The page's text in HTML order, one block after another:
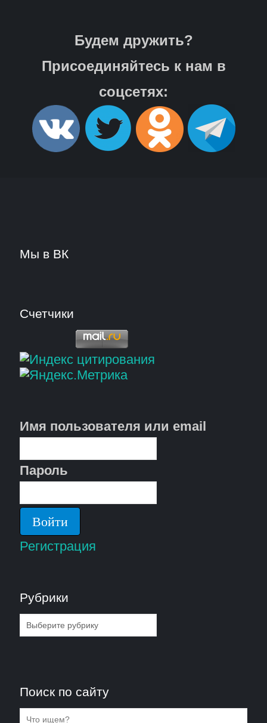
Будем дружить?
Присоединяйтесь к нам в
соцсетях:
Мы в ВК
Счетчики
Имя пользователя или email
Пароль
Регистрация
Рубрики
Рубрики
Поиск по сайту